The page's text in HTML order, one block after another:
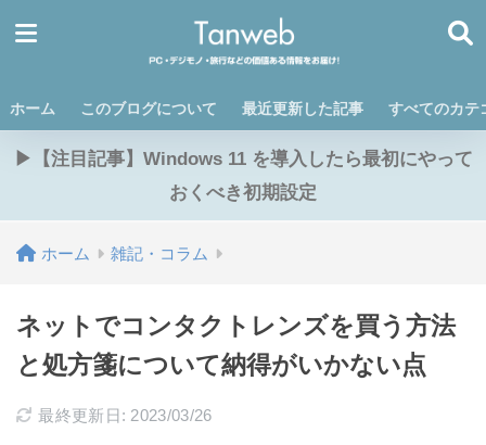
ホーム このブログについて 最近更新した記事 すべてのカテ
▶【注目記事】Windows 11 を導入したら最初にやって
おくべき初期設定
ホーム 雑記・コラム
ネットでコンタクトレンズを買う方法
と処方箋について納得がいかない点
最終更新日: 2023/03/26